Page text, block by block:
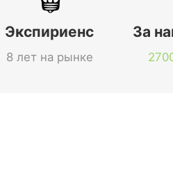
Экспириенс
8 лет на рынке
За